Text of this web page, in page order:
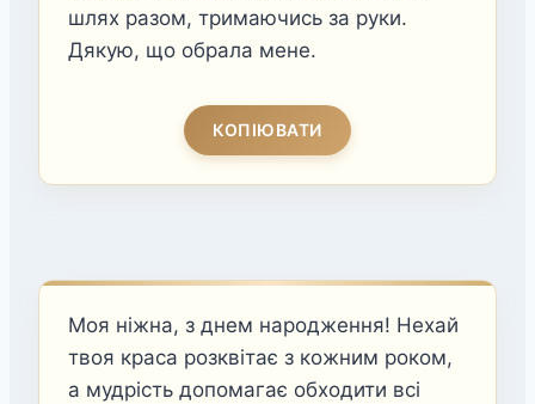
шлях разом, тримаючись за руки.
Дякую, що обрала мене.
КОПІЮВАТИ
Моя ніжна, з днем народження! Нехай
твоя краса розквітає з кожним роком,
а мудрість допомагає обходити всі